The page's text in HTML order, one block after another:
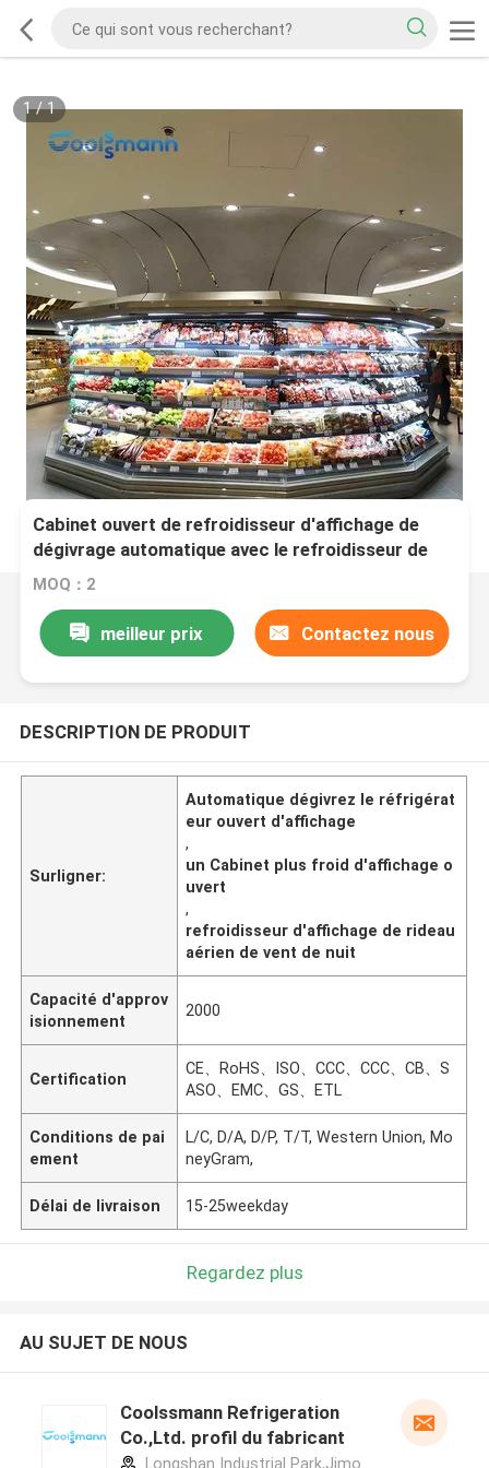
1/1
Cabinet ouvert de refroidisseur d'affichage de
dégivrage automatique avec le refroidisseur de
rideau aérien de vent de nuit
MOQ：2
meilleur prix Contactez nous
DESCRIPTION DE PRODUIT
Surligner:
Automatique dégivrez le réfrigérat
eur ouvert d'affichage
,
un Cabinet plus froid d'affichage o
uvert
,
refroidisseur d'affichage de rideau
aérien de vent de nuit
Capacité d'approv
isionnement
2000
Certification
CE、RoHS、ISO、CCC、CCC、CB、S
ASO、EMC、GS、ETL
Conditions de pai
ement
L/C, D/A, D/P, T/T, Western Union, Mo
neyGram,
Délai de livraison 15-25weekday
Regardez plus
AU SUJET DE NOUS
Coolssmann Refrigeration
Co.,Ltd. profil du fabricant
Longshan Industrial Park,Jimo